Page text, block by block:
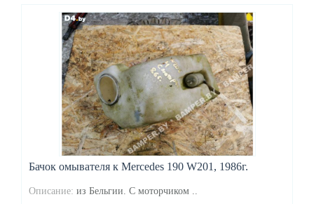
Бачок омывателя к Mercedes 190 W201, 1986г.
Описание: из Бельгии. С моторчиком ..